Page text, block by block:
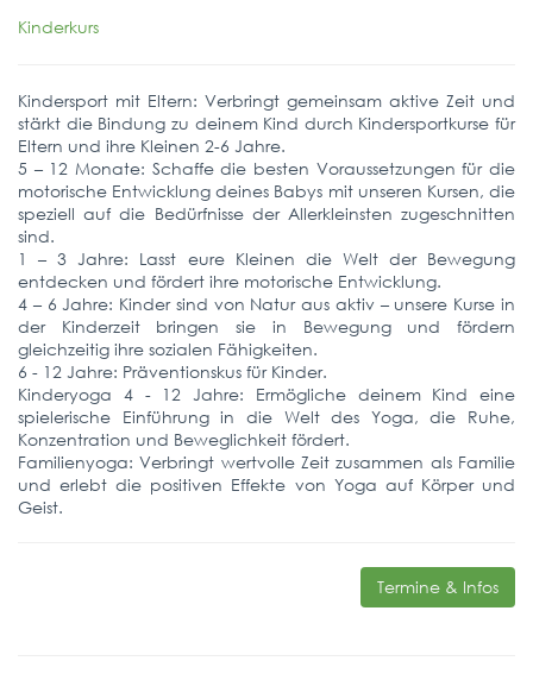
Kinderkurs
Kindersport mit Eltern: Verbringt gemeinsam aktive Zeit und
stärkt die Bindung zu deinem Kind durch Kindersportkurse für
Eltern und ihre Kleinen 2-6 Jahre.
5 – 12 Monate: Schaffe die besten Voraussetzungen für die
motorische Entwicklung deines Babys mit unseren Kursen, die
speziell auf die Bedürfnisse der Allerkleinsten zugeschnitten
sind.
1 – 3 Jahre: Lasst eure Kleinen die Welt der Bewegung
entdecken und fördert ihre motorische Entwicklung.
4 – 6 Jahre: Kinder sind von Natur aus aktiv – unsere Kurse in
der Kinderzeit bringen sie in Bewegung und fördern
gleichzeitig ihre sozialen Fähigkeiten.
6 - 12 Jahre: Präventionskus für Kinder.
Kinderyoga 4 - 12 Jahre: Ermögliche deinem Kind eine
spielerische Einführung in die Welt des Yoga, die Ruhe,
Konzentration und Beweglichkeit fördert.
Familienyoga: Verbringt wertvolle Zeit zusammen als Familie
und erlebt die positiven Effekte von Yoga auf Körper und
Geist.
Termine & Infos